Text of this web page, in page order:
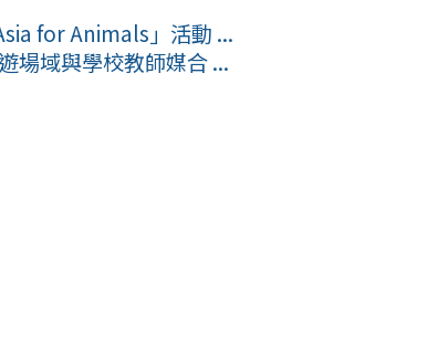
for Animals」活動 ...
場域與學校教師媒合 ...